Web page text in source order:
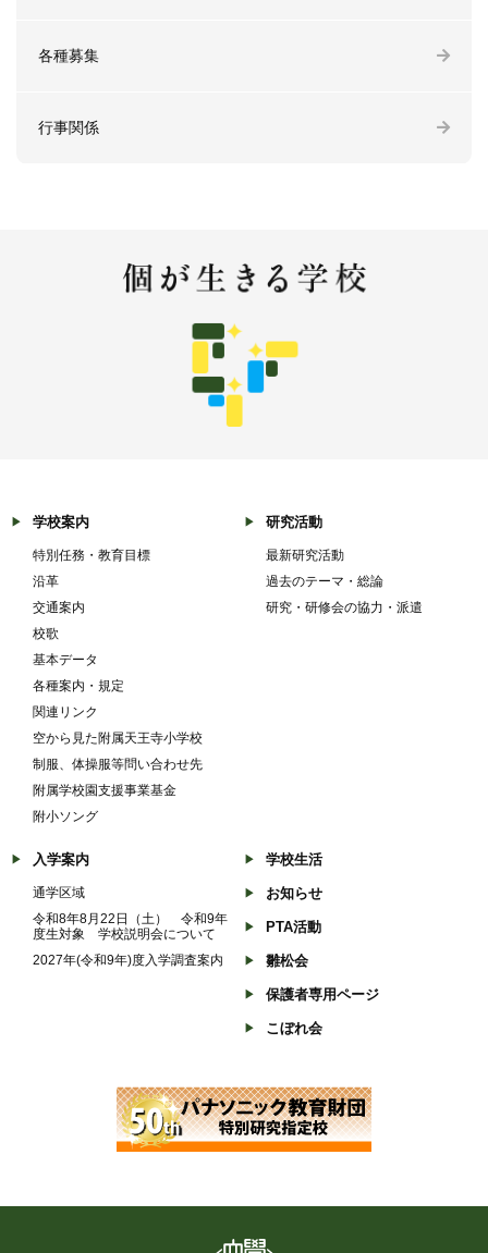
各種募集
行事関係
学校案内
特別任務・教育目標
沿革
交通案内
校歌
基本データ
各種案内・規定
関連リンク
空から見た附属天王寺小学校
制服、体操服等問い合わせ先
附属学校園支援事業基金
附小ソング
研究活動
最新研究活動
過去のテーマ・総論
研究・研修会の協力・派遣
入学案内
通学区域
令和8年8月22日（土） 令和9年
度生対象 学校説明会について
2027年(令和9年)度入学調査案内
学校生活
お知らせ
PTA活動
雛松会
保護者専用ページ
こぼれ会